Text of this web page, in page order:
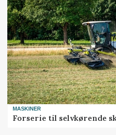
MASKINER
Forserie til selvkørende